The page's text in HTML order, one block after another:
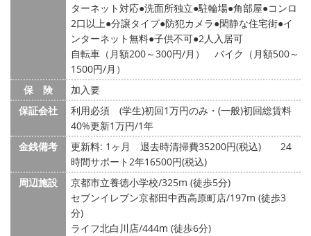
ターネット対応 洗面所独立 駐輪場 角部屋 コンロ
2口以上 分譲タイプ 防犯カメラ 閑静な住宅街 イ
ンターネット無料 子供不可 2人入居可
自転車（月額200～300円/月） バイク（月額500～
1500円/月）
保 険
加入要
保証会社
利用必須 (学生)初回1万円のみ・(一般)初回総賃料
40%更新1万円/1年
金銭備考
更新料: 1ヶ月
退去時清掃費35200円(税込) 24
時間サポート2年16500円(税込)
周辺施設
京都市立養徳小学校/325m (徒歩5分)
セブンイレブン京都田中西高原町店/197m (徒歩3
分)
ライフ北白川店/444m (徒歩6分)